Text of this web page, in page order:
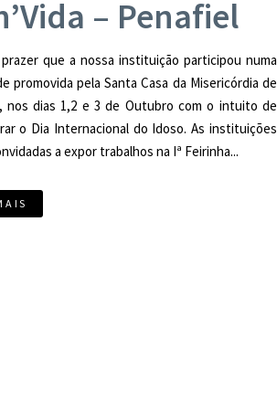
– Penafiel
que a nossa instituição participou numa
promovida pela Santa Casa da Misericórdia de
nos dias 1,2 e 3 de Outubro com o intuito de
o Dia Internacional do Idoso. As instituições
a expor trabalhos na Iª Feirinha...